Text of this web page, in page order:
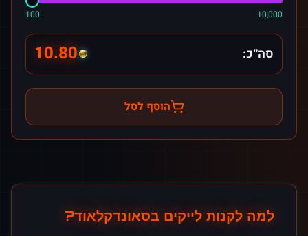
100 10,000
סה״כ: 10.80
הוסף לסל
למה לקנות לייקים בסאונדקלאוד?